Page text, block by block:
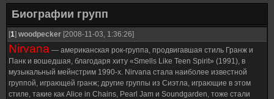
Биографии групп
[1] woodpecker [2008-11-03, 1:36:26]
Nirvana — американская рок-группа, продвигавшая стиль Гранж и
Панк и вошедшая, благодаря хиту «Smells Like Teen Spirit» (1991), в
музыкальный мейнстрим 1990-х. Nirvana стала наиболее известной
группой, играющей гранж; другие группы из Сиэтла, играющие в этом
стиле, такие как Alice in Chains, Pearl Jam и Soundgarden, тоже стали